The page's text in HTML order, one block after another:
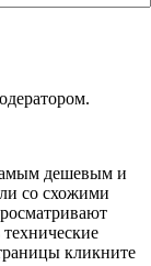
дешевым и
со схожими
технические
кликните